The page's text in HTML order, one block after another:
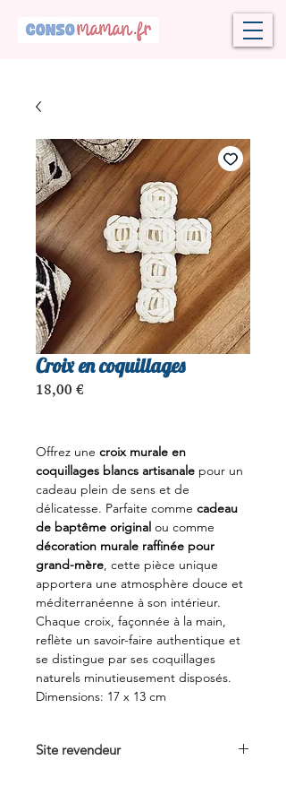
Croix en coquillages
18,00 €
Offrez une croix murale en
coquillages blancs artisanale pour un
cadeau plein de sens et de
délicatesse. Parfaite comme cadeau
de baptême original ou comme
décoration murale raffinée pour
grand-mère, cette pièce unique
apportera une atmosphère douce et
méditerranéenne à son intérieur.
Chaque croix, façonnée à la main,
reflète un savoir-faire authentique et
se distingue par ses coquillages
naturels minutieusement disposés.
Dimensions: 17 x 13 cm
Site revendeur